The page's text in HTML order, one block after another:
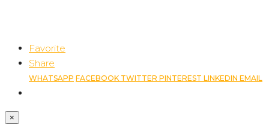
Favorite
Share
WHATSAPP FACEBOOK TWITTER PINTEREST LINKEDIN EMAIL
×